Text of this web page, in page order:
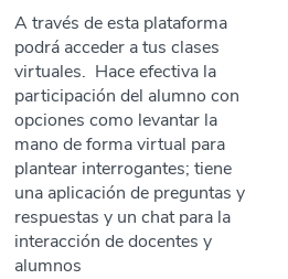
A través de esta plataforma
podrá acceder a tus clases
virtuales. Hace efectiva la
participación del alumno con
opciones como levantar la
mano de forma virtual para
plantear interrogantes; tiene
una aplicación de preguntas y
respuestas y un chat para la
interacción de docentes y
alumnos